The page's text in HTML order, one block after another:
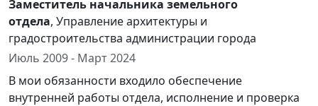
Заместитель начальника земельного
отдела, Управление архитектуры и
градостроительства администрации города
Июль 2009 - Март 2024
В мои обязанности входило обеспечение
внутренней работы отдела, исполнение и проверка